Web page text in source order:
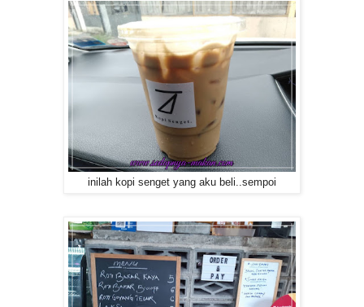
inilah kopi senget yang aku beli..sempoi